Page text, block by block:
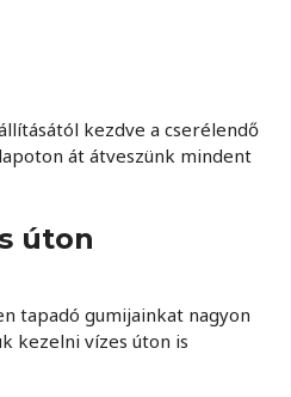
kezdve a cserélendő
át átveszünk mindent
úton
tapadó gumijainkat nagyon
kezelni vízes úton is